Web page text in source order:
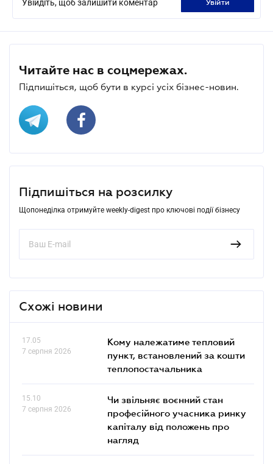
Увійдіть, щоб залишити коментар увійти
Читайте нас в соцмережах.
Підпишіться, щоб бути в курсі усіх бізнес-новин.
Підпишіться на розсилку
Щопонеділка отримуйте weekly-digest про ключові події бізнесу
Схожі новини
17.05
7 серпня 2026
Кому належатиме тепловий
пункт, встановлений за кошти
теплопостачальника
15.10
7 серпня 2026
Чи звільняє воєнний стан
професійного учасника ринку
капіталу від положень про
нагляд